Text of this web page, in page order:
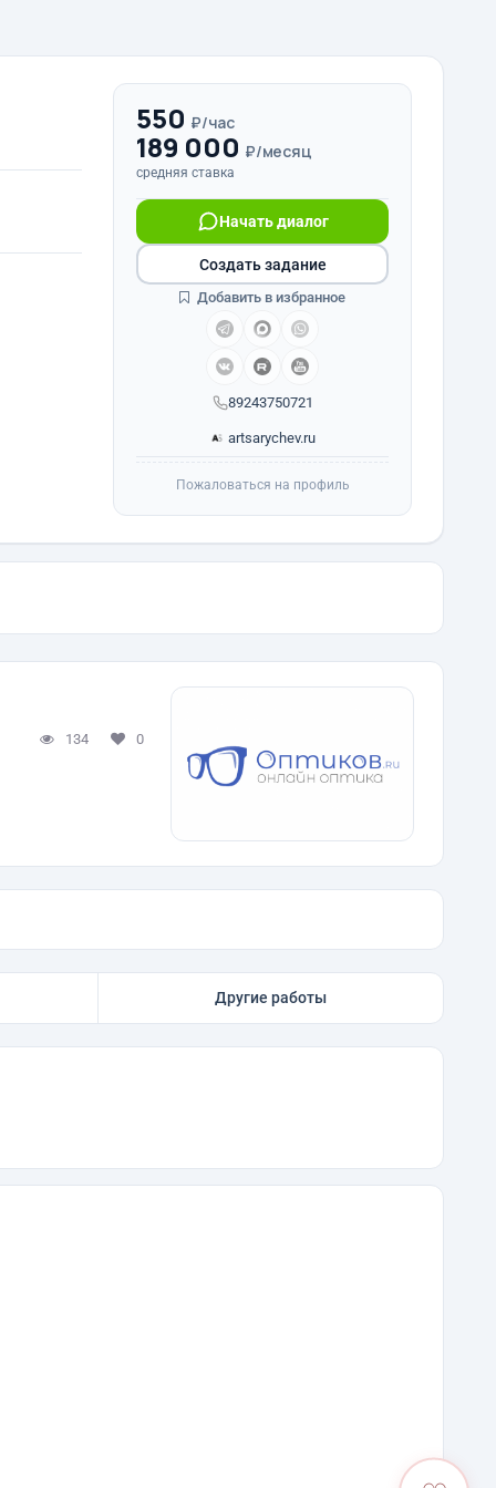
550 ₽/час
189 000 ₽/месяц
средняя ставка
89243750721
Начать диалог
artsarychev.ru
Создать задание
Добавить в избранное
Пожаловаться на профиль
134 0
Другие работы